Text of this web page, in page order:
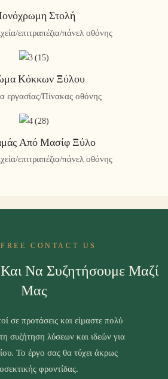
Στολή
επιτραπέζια/πάνελ οθόνης
Κόκκων Ξύλου
εργασίας/Πίνακας οθόνης
Από Μασίφ Ξύλο
επιτραπέζια/πάνελ οθόνης
CONTACT US
Να Συζητήσουμε Μαζί
Μας
σε προτάσεις και είμαστε πολύ
συζήτηση λύσεων και ιδεών για
Το έργο σας θα τύχει άκρως
φροντίδας.